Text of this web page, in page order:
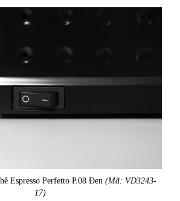
Espresso Perfetto P.08 Đen (Mã: VD3243-
17)